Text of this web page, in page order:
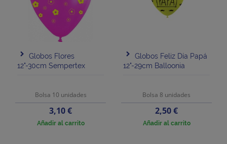
Globos Flores
12"-30cm Sempertex
Bolsa 10 unidades
Precio
3,10 €
Añadir al carrito
Globos Feliz Día Papá
12"-29cm Balloonia
Bolsa 8 unidades
Precio
2,50 €
Añadir al carrito